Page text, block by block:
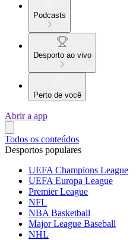
Podcasts
Desporto ao vivo
Perto de você
Abrir a app
Todos os conteúdos
Desportos populares
UEFA Champions League
UEFA Europa League
Premier League
NFL
NBA Basketball
Major League Baseball
NHL